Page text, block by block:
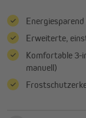
Erweiterte,
Komfortable 3-
manuell)